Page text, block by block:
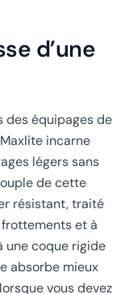
d’une
des équipages de
incarne
légers sans
de cette
résistant, traité
et à
une coque rigide
absorbe mieux
vous devez